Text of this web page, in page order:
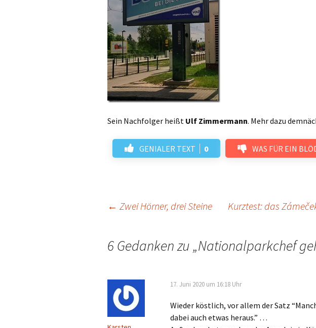
Sein Nachfolger heißt Ulf Zimmermann. Mehr dazu
GENIALER TEXT 0 WAS FÜR EIN
Navigation
← Zwei Hörner, drei Steine Kurztest: das
6 Gedanken zu „Nationalparkchef
17. Juni 2020 um 16:18 Uhr
Wieder köstlich, vor allem der Satz
dabei auch etwas heraus.” …